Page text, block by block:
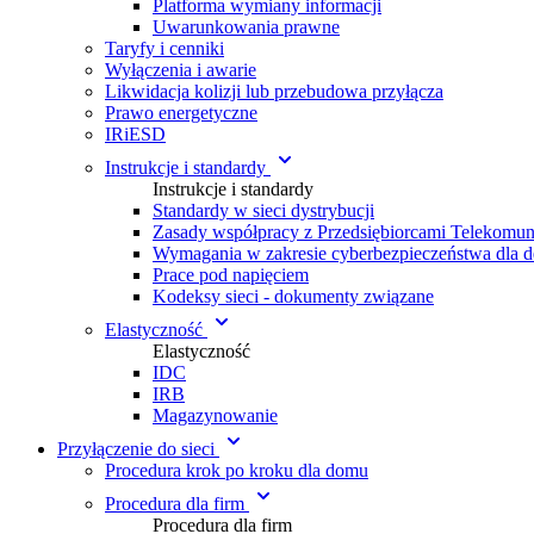
Platforma wymiany informacji
Uwarunkowania prawne
Taryfy i cenniki
Wyłączenia i awarie
Likwidacja kolizji lub przebudowa przyłącza
Prawo energetyczne
IRiESD
Instrukcje i standardy
Instrukcje i standardy
Standardy w sieci dystrybucji
Zasady współpracy z Przedsiębiorcami
Wymagania w zakresie cyberbezpieczeństwa dla
Prace pod napięciem
Kodeksy sieci - dokumenty związane
Elastyczność
Elastyczność
IDC
IRB
Magazynowanie
Przyłączenie do sieci
Procedura krok po kroku dla domu
Procedura dla firm
Procedura dla firm